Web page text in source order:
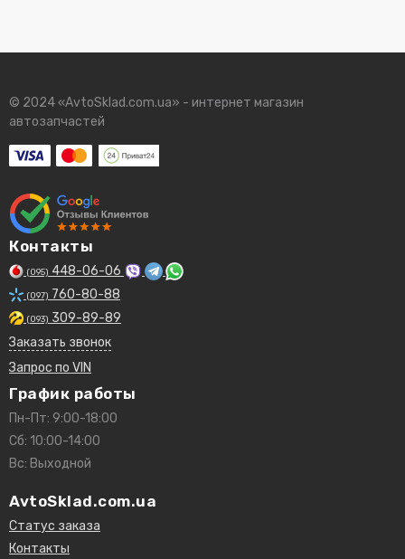
© 2024 «AvtoSklad.com.ua» - интернет магазин
автозапчастей
Контакты
(095) 448-06-06
(097) 760-80-88
(093) 309-89-89
Заказать звонок
Запрос по VIN
График работы
Пн-Пт: 9:00-18:00
Сб: 10:00-14:00
Вс: Выходной
AvtoSklad.com.ua
Статус заказа
Контакты